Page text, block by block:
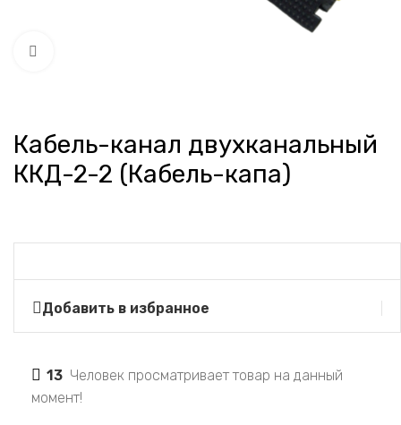
Кабель-канал двухканальный
ККД-2-2 (Кабель-капа)
Добавить в избранное
13 Человек просматривает товар на данный
момент!